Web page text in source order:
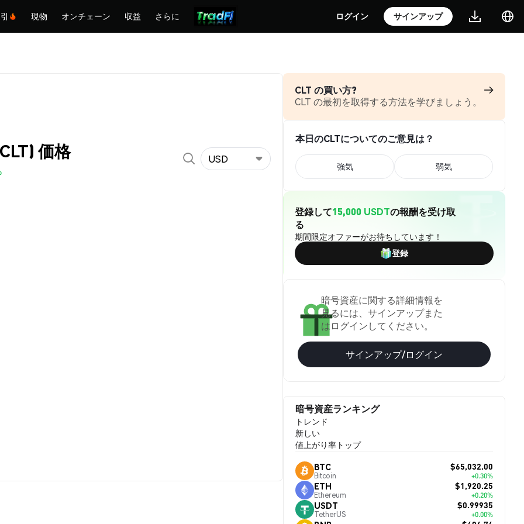
現物 オンチェーン 収益 さらに ログイン サインアップ
価格 USD
CLT の買い方?
CLT の最初を取得する方法を学びましょう。
本日のCLTについてのご意見は？
強気 弱気
登録して15,000 USDTの報酬を受け取
る
期間限定オファーがお待ちしています！
登録
暗号資産に関する詳細情報を
見るには、サインアップまた
はログインしてください。
サインアップ/ログイン
暗号資産ランキング
トレンド
新しい
値上がり率トップ
BTC
Bitcoin
$65,032.00
+0.30%
ETH
Ethereum
$1,920.25
+0.20%
USDT
TetherUS
$0.99935
+0.00%